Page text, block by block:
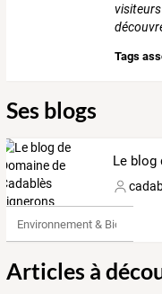
Tags
Ses blogs
Environnement & Bio
Articles à